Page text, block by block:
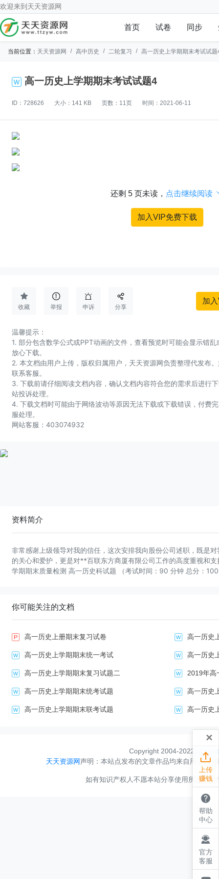
欢迎来到 天天资源网
首页 试卷 同步
当前位置： 天天资源网 高中历史 二轮复习 高一历史上学期期末考试试题
高一历史上学期期末考试试题4
ID：728626 大小：141 KB 页数：11页 时间：2021-06-11
还剩 5页未读， 点击继续阅读
加入VIP免费下载

收藏

举报

申诉

分享
加
温馨提示：
1. 部分包含数学公式或PPT动画的文件，查看预览时可能会显示错
放心下载。
2. 本文档由用户上传，版权归属用户，天天资源网负责整理代发布
联系客服。
3. 下载前请仔细阅读文档内容，确认文档内容符合您的需求后进行
站投诉处理。
4. 下载文档时可能由于网络波动等原因无法下载或下载错误，付费
服处理。
网站客服：403074932
资料简介
非常感谢上级领导对我的信任，这次安排我向股份公司述职，既是
的关心和爱护，更是对**百联东方商厦有限公司工作的高度重视和
学期期末质量检测 高一历史科试题 （考试时间：90 分钟 总分：
公与齐国的祖上姜太公，共 同协助周王安天下，有世世子孙无相害
于是，齐君下令退兵。 这一结果出现的原因是( ) A．盟约对各诸侯
的宗族观念 C．诸侯必须服从天子的分封体制 D．文化认同、天下
有姓也有氏。“姓”是从居住的村落，或者所属的部族名称而来；“氏”
所任的官职，或者死后按照功绩，追加的称号而来。所以贵族有姓
没有氏。同“氏”的男女可以通婚，同“姓”的男女却不可以通 婚。由
我国古代历来都重视对县官政绩的考核。秦汉时期通过上计制度考
严密的考绩制度，分为考满和考察，两者相辅进行。这一变化实质
断提高 B．中央集权不断加强 C．监察制度不断完善 D．君主专制
下省封拜官职，因心怯，故他装罝诏敕的封袋，不敢照常式封发，
所弱化 非常感谢上级领导对我的信任，这次安排我向股份公司述职
有一定的约束力 D．唐朝中枢机构的行政决策具有民主性质 5．“从
的基础建立在世家大族所支配的经济结构上面。而九品 中正制尽管
结果却是加重了大族在地方上的权威。”这表明 九品中正制( ) A．
专制皇权不断走向 衰落 C．有利于从地方选拔大量人才 D．难以实
前，选任监察官的首要标准必然是刚正坦直、不阿附权幸，敢于直
身，这一标准得到宋以后历代朝廷的一再强调。这说明监察官选任(
注重门第到注 重科举 C ． 不 再 受 到 皇 权 干 扰 D．侧重德行到
的特点明显，如:陕西行省越过秦岭而有汉中盆地，湖广行省以湖南
西，江西行省也同样跨过南岭而有广东；河南江北行省则合淮水南
间的隔绝状态 B．顺应了经济格局 变动趋势 C．消除了地方分裂割
合 8．柏拉图指出：“雅典的民主制是一种使人乐意的、无政府状态
下，不加区分地把一种平等给予一切人，不管他们是不是平等者。”
你可能关注的文档
高一历史上册期末复习试卷 高一历史
高一历史上学期期末统一考试 高一历史
高一历史上学期期末复习试题二 2019年高
高一历史上学期期末统考试题 高一历史
高一历史上学期期末联考试题 高一历史
Copyright 2004-2022
天天资源网声明：本站点发布的文章作品均来自用户投
如有知识产权人不愿本站分享使用所属产
×

上传
赚钱

帮助
中心

官方
客服